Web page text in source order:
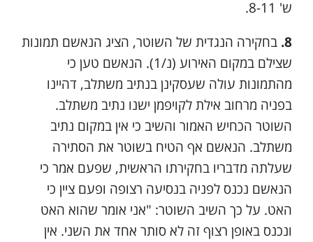
ש' 8-11.
8. בחקירה הנגדית של השוטר, הציג הנאשם תמונות
שצילם במקום האירוע (נ/1). הנאשם טען כי
מהתמונות עולה שעסקינן בנתיב משתלב, דהיינו
בפניה מרחוב אילת לקויפמן ישנו נתיב משתלב.
השוטר הכחיש האמור והשיב כי אין במקום נתיב
משתלב. הנאשם אף הטיח בשוטר את הסתירה
שעלתה מדבריו בחקירתו הראשית, שפעם אמר כי
הנאשם נכנס לפניה בנסיעה רצופה ופעם ציין כי
האט. על כך השיב השוטר: "אני אומר שהוא האט
ונכנס באופן רצוף זה לא סותר אחד את השני. אין